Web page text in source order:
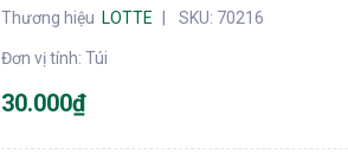
Thương hiệu LOTTE SKU: 70216
Đơn vị tính:Túi
30.000₫